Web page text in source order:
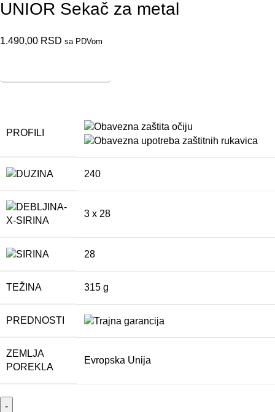
UNIOR Sekač za metal
1.490,00 RSD sa PDVom
PROFILI
240
3 x 28
28
TEŽINA 315 g
PREDNOSTI
ZEMLJA
POREKLA
Evropska Unija